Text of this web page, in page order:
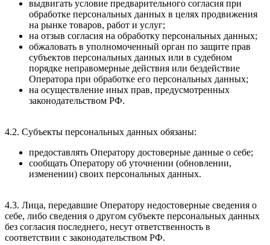
выдвигать условие предварительного согласия при
обработке персональных данных в целях продвижения
на рынке товаров, работ и услуг;
на отзыв согласия на обработку персональных данных;
обжаловать в уполномоченный орган по защите прав
субъектов персональных данных или в судебном
порядке неправомерные действия или бездействие
Оператора при обработке его персональных данных;
на осуществление иных прав, предусмотренных
законодательством РФ.
4.2. Субъекты персональных данных обязаны:
предоставлять Оператору достоверные данные о себе;
сообщать Оператору об уточнении (обновлении,
изменении) своих персональных данных.
4.3. Лица, передавшие Оператору недостоверные сведения о
себе, либо сведения о другом субъекте персональных данных
без согласия последнего, несут ответственность в
соответствии с законодательством РФ.